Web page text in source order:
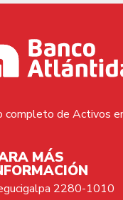
completo de Activos
MÁS
2280-1010